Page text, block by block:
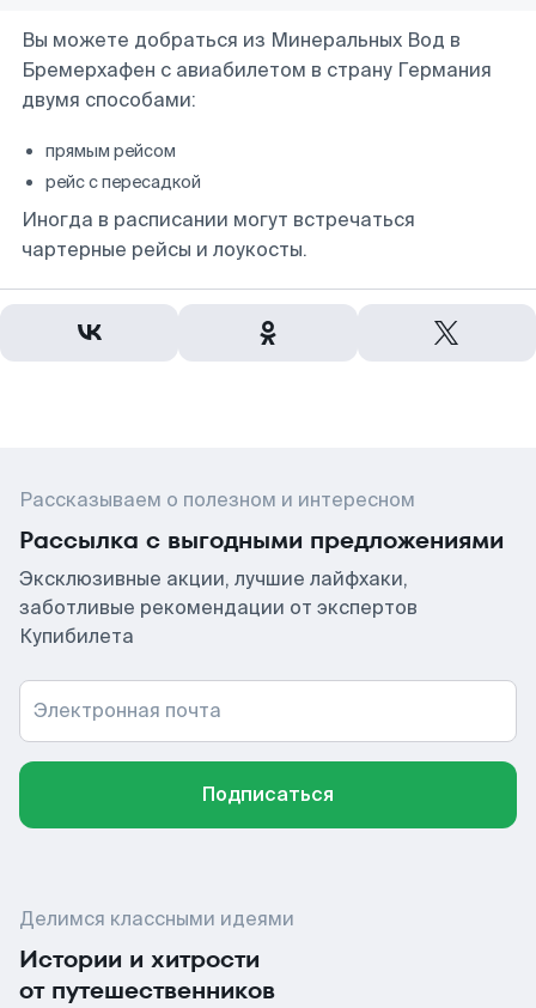
Вы можете добраться из Минеральных Вод в
Бремерхафен с авиабилетом в страну Германия
двумя способами:
прямым рейсом
рейс с пересадкой
Иногда в расписании могут встречаться
чартерные рейсы и лоукосты.
Рассказываем о полезном и интересном
Рассылка с выгодными предложениями
Эксклюзивные акции, лучшие лайфхаки,
заботливые рекомендации от экспертов
Купибилета
Электронная почта
Подписаться
Делимся классными идеями
Истории и хитрости
от путешественников